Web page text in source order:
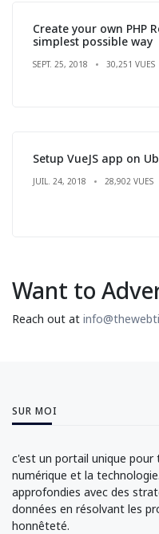
Create your own PHP
simplest possible way
SEPT. 25, 2018 30,251 VUES
Setup VueJS app on
JUIL. 24, 2018 28,902 VUES
Want to
Reach out at
SUR MOI
c'est un portail unique
numérique et la
approfondies avec des
données en résolvant les
honnêteté.